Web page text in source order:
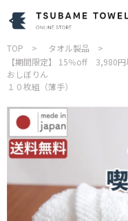
TOP
タオル製品
【期間限定】 15％off 3,980円
おしぼりん
１０枚組（薄手）